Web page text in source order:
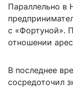
Параллельно в
с «Фортуной».
отношении
В последнее
сосредоточил